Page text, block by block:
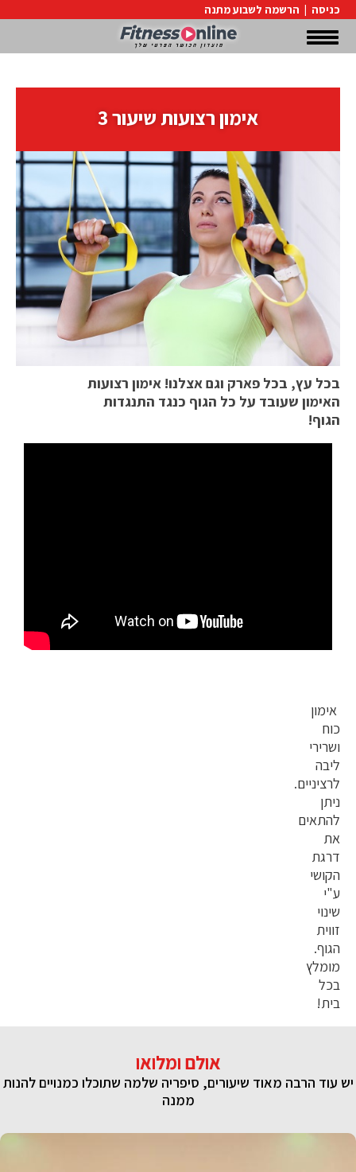
כניסה | הרשמה לשבוע מתנה
אימון רצועות שיעור 3
בכל עץ, בכל פארק וגם אצלנו! אימון רצועות
האימון שעובד על כל הגוף כנגד התנגדות
הגוף!
אימון
כוח
ושרירי
ליבה
לרציניים.
ניתן
להתאים
את
דרגת
הקושי
ע"י
שינוי
זווית
הגוף.
מומלץ
בכל
בית!
אולם ומלואו
יש עוד הרבה מאוד שיעורים, סיפריה שלמה שתוכלו כמנויים להנות
ממנה